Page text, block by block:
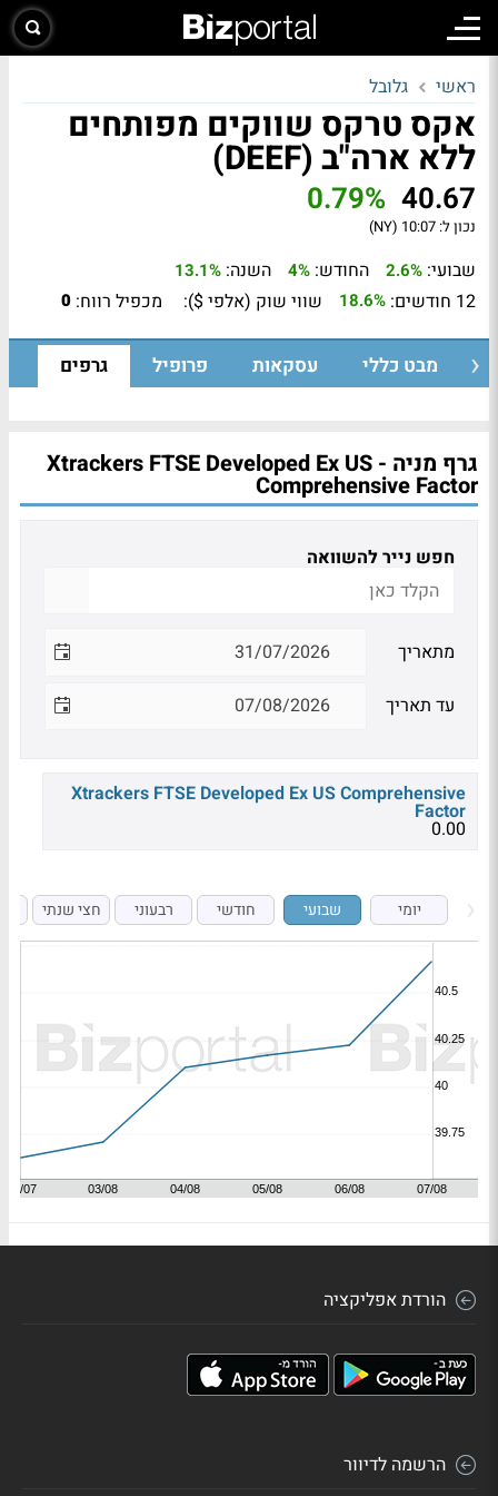
ראשי גלובל
אקס טרקס שווקים מפותחים
ללא ארה"ב (DEEF)
40.67
0.79%
נכון ל: 10:07 (NY)
שבועי: 2.6% החודש: 4% השנה: 13.1%
12 חודשים: 18.6% שווי שוק (אלפי $): מכפיל רווח: 0
מבט כללי עסקאות פרופיל גרפים
גרף מניה - Xtrackers FTSE Developed Ex US
Comprehensive Factor
חפש נייר להשוואה
מתאריך
עד תאריך
Xtrackers FTSE Developed Ex US Comprehensive
Factor
0.00
יומי שבועי חודשי רבעוני חצי שנתי
הורדת אפליקציה
הרשמה לדיוור